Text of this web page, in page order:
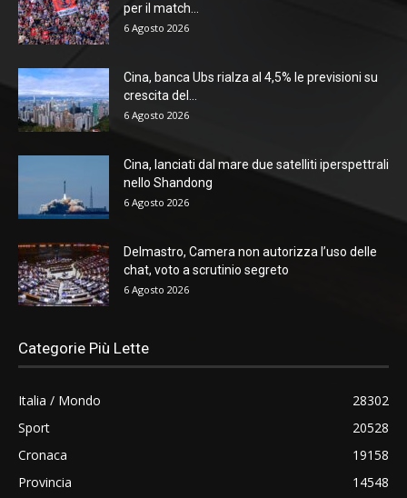
per il match...
6 Agosto 2026
Cina, banca Ubs rialza al 4,5% le previsioni su
crescita del...
6 Agosto 2026
Cina, lanciati dal mare due satelliti iperspettrali
nello Shandong
6 Agosto 2026
Delmastro, Camera non autorizza l’uso delle
chat, voto a scrutinio segreto
6 Agosto 2026
Categorie Più Lette
Italia / Mondo
28302
Sport
20528
Cronaca
19158
Provincia
14548